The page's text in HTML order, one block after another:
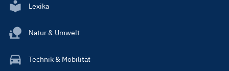
Lexika
Natur & Umwelt
Technik & Mobilität